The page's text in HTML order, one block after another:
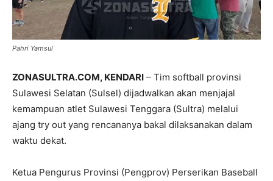
Pahri Yamsul
ZONASULTRA.COM, KENDARI – Tim softball provinsi
Sulawesi Selatan (Sulsel) dijadwalkan akan menjajal
kemampuan atlet Sulawesi Tenggara (Sultra) melalui
ajang try out yang rencananya bakal dilaksanakan dalam
waktu dekat.
Ketua Pengurus Provinsi (Pengprov) Perserikan Baseball